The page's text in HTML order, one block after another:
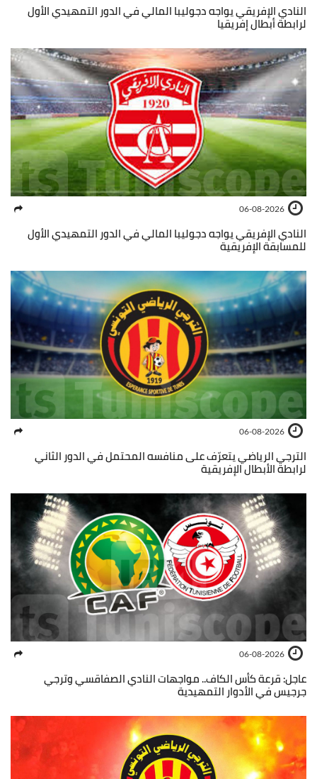
النادي الإفريقي يواجه دجوليبا المالي في الدور التمهيدي الأول
لرابطة أبطال إفريقيا
06-08-2026
النادي الإفريقي يواجه دجوليبا المالي في الدور التمهيدي الأول
للمسابقة الإفريقية
06-08-2026
الترجي الرياضي يتعرّف على منافسه المحتمل في الدور الثاني
لرابطة الأبطال الإفريقية
06-08-2026
عاجل: قرعة كأس الكاف.. مواجهات النادي الصفاقسي وترجي
جرجيس في الأدوار التمهيدية